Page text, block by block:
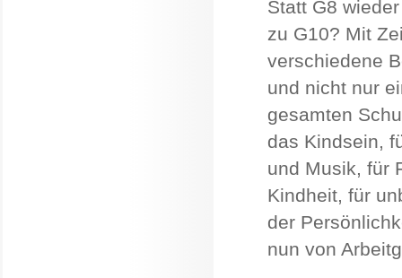
Statt G8
zu G10? Mit
verschiedene
und nicht nur
gesamten
das Kindsein,
und Musik, für
Kindheit, für
der
nun von